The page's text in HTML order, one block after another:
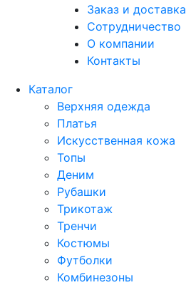
Заказ и доставка
Сотрудничество
О компании
Контакты
Каталог
Верхняя одежда
Платья
Искусственная кожа
Топы
Деним
Рубашки
Трикотаж
Тренчи
Костюмы
Футболки
Комбинезоны